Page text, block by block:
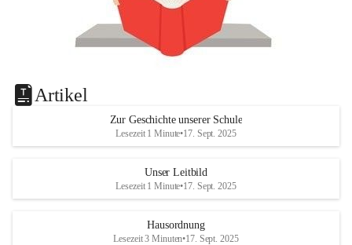
Artikel
Zur Geschichte unserer Schule
Lesezeit 1 Minute•17. Sept. 2025
Unser Leitbild
Lesezeit 1 Minute•17. Sept. 2025
Hausordnung
Lesezeit 3 Minuten•17. Sept. 2025